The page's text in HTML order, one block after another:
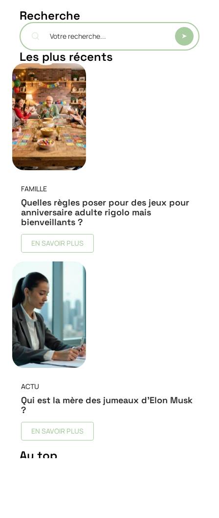
Recherche
Les plus récents
FAMILLE
Quelles règles poser pour des jeux pour
anniversaire adulte rigolo mais
bienveillants ?
EN SAVOIR PLUS
ACTU
Qui est la mère des jumeaux d’Elon Musk
?
EN SAVOIR PLUS
Au top